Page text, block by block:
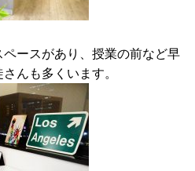
ースがあり、授業の前など早
んも多くいます。